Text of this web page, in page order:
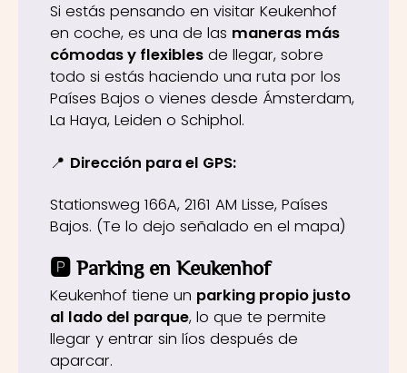
Si estás pensando en visitar Keukenhof
en coche, es una de las maneras más
cómodas y flexibles de llegar, sobre
todo si estás haciendo una ruta por los
Países Bajos o vienes desde Ámsterdam,
La Haya, Leiden o Schiphol.
📍 Dirección para el GPS:
Stationsweg 166A, 2161 AM Lisse, Países
Bajos. (Te lo dejo señalado en el mapa)
🅿️ Parking en Keukenhof
Keukenhof tiene un parking propio justo
al lado del parque, lo que te permite
llegar y entrar sin líos después de
aparcar.